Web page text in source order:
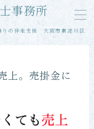
事務所
りの伴走支援 大阪市東淀川区
上。売掛金に